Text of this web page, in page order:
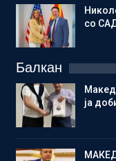
со
Балкан
ја